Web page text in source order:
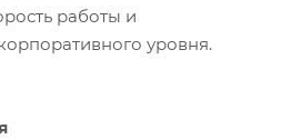
работы и
уровня.